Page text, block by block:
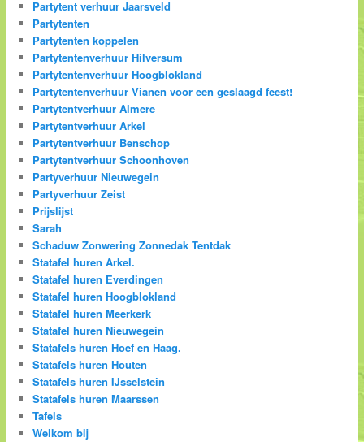
Partytent verhuur Jaarsveld
Partytenten
Partytenten koppelen
Partytentenverhuur Hilversum
Partytentenverhuur Hoogblokland
Partytentenverhuur Vianen voor een geslaagd feest!
Partytentverhuur Almere
Partytentverhuur Arkel
Partytentverhuur Benschop
Partytentverhuur Schoonhoven
Partyverhuur Nieuwegein
Partyverhuur Zeist
Prijslijst
Sarah
Schaduw Zonwering Zonnedak Tentdak
Statafel huren Arkel.
Statafel huren Everdingen
Statafel huren Hoogblokland
Statafel huren Meerkerk
Statafel huren Nieuwegein
Statafels huren Hoef en Haag.
Statafels huren Houten
Statafels huren IJsselstein
Statafels huren Maarssen
Tafels
Welkom bij